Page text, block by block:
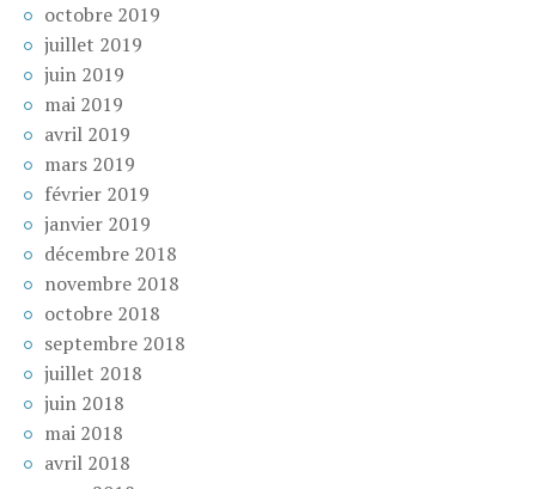
octobre 2019
juillet 2019
juin 2019
mai 2019
avril 2019
mars 2019
février 2019
janvier 2019
décembre 2018
novembre 2018
octobre 2018
septembre 2018
juillet 2018
juin 2018
mai 2018
avril 2018